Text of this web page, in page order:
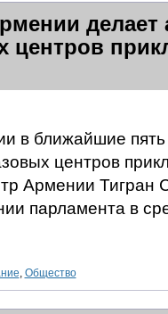
делает
центров
в ближайшие
центров
Армении Тигран
парламента в
Общество